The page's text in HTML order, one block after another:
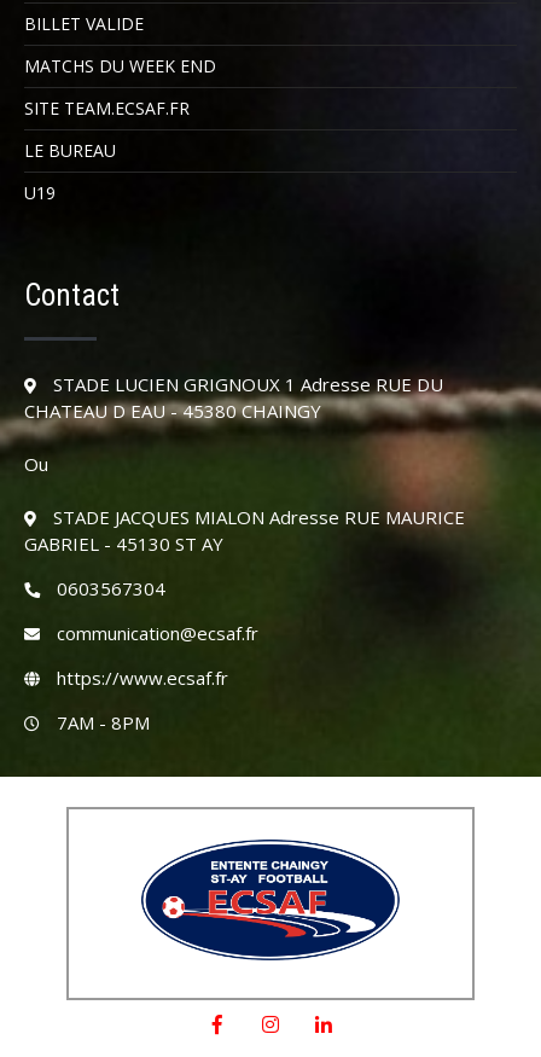
BILLET VALIDE
MATCHS DU WEEK END
SITE TEAM.ECSAF.FR
LE BUREAU
U19
Contact
STADE LUCIEN GRIGNOUX 1 Adresse RUE DU
CHATEAU D EAU - 45380 CHAINGY
Ou
STADE JACQUES MIALON Adresse RUE MAURICE
GABRIEL - 45130 ST AY
0603567304
communication@ecsaf.fr
https://www.ecsaf.fr
7AM - 8PM